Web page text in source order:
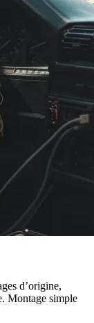
d’origine,
Montage simple